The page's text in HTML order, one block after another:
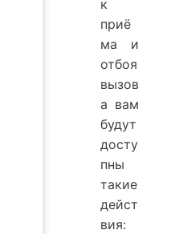
к
приё
ма и
отбоя
вызов
а вам
будут
досту
пны
такие
дейст
вия: